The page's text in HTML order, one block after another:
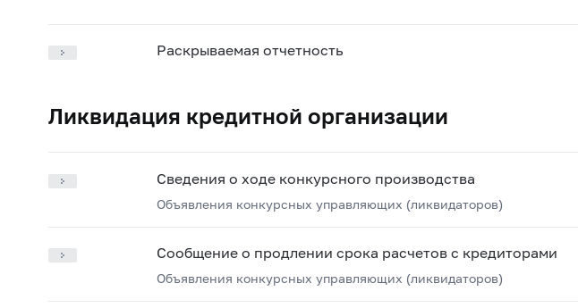
Раскрываемая отчетность
Ликвидация кредитной организации
Сведения о ходе конкурсного производства
Объявления конкурсных управляющих (ликвидаторов)
Сообщение о продлении срока расчетов с кредиторами
Объявления конкурсных управляющих (ликвидаторов)